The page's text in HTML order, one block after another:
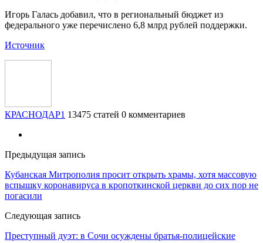
Игорь Галась добавил, что в региональный бюджет из
федерального уже перечислено 6,8 млрд рублей поддержки.
Источник
КРАСНОДАР1 13475 статей 0 комментариев
Предыдущая запись
Кубанская Митрополия просит открыть храмы, хотя массовую
вспышку коронавируса в кропоткинской церкви до сих пор не
погасили
Следующая запись
Преступный дуэт: в Сочи осуждены братья-полицейские